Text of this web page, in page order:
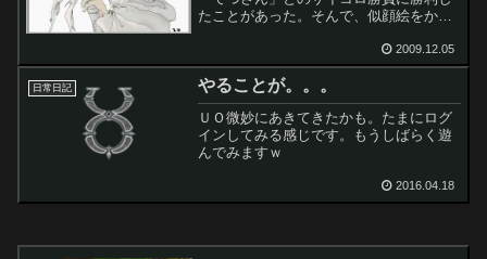
たことがあった。そんで、似顔絵をかい
近々、それが完成していたので、ご紹介
＾＾；なかなかいいでしょう？？ 気に
入ってますｗてつさんのブログ ...
2009.12.05
日常日記 やることが。。。
ＵＯ微妙にあきてきたかも。たまにログ
インしてみる感じです。もうしばらく遊
んでみますｗ
2016.04.18